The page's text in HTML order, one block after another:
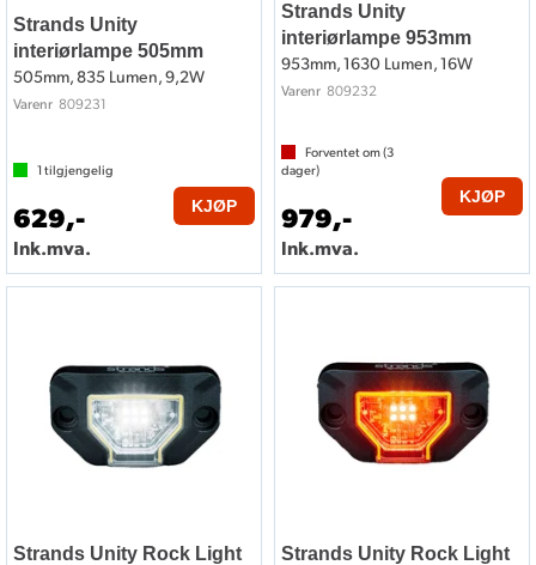
Strands Unity
interiørlampe 505mm
505mm, 835 Lumen, 9,2W
Varenr 809231
1 tilgjengelig
629,-
Ink.mva.
KJØP
Strands Unity
interiørlampe 953mm
953mm, 1630 Lumen, 16W
Varenr 809232
Forventet om (3
dager)
979,-
Ink.mva.
KJØP
Strands Unity Rock Light Strands Unity Rock Light